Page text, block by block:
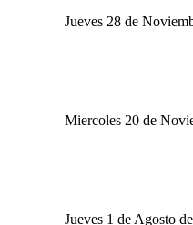
Jueves 28 de
Miercoles 20 de
Jueves 1 de Agosto